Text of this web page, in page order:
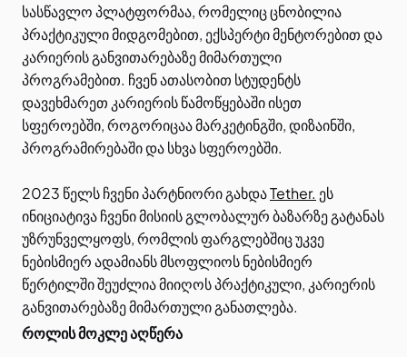
სასწავლო პლატფორმაა, რომელიც ცნობილია
პრაქტიკული მიდგომებით, ექსპერტი მენტორებით და
კარიერის განვითარებაზე მიმართული
პროგრამებით. ჩვენ ათასობით სტუდენტს
დავეხმარეთ კარიერის წამოწყებაში ისეთ
სფეროებში, როგორიცაა მარკეტინგში, დიზაინში,
პროგრამირებაში და სხვა სფეროებში.
2023 წელს ჩვენი პარტნიორი გახდაTether. ეს
ინიციატივა ჩვენი მისიის გლობალურ ბაზარზე გატანას
უზრუნველყოფს, რომლის ფარგლებშიც უკვე
ნებისმიერ ადამიანს მსოფლიოს ნებისმიერ
წერტილში შეუძლია მიიღოს პრაქტიკული, კარიერის
განვითარებაზე მიმართული განათლება.
როლის მოკლე აღწერა